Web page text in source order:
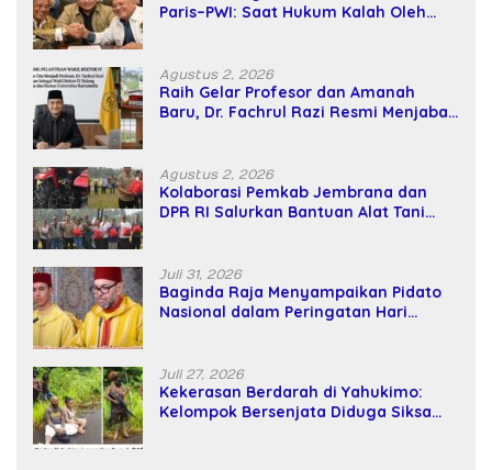
Paris–PWI: Saat Hukum Kalah Oleh
Agustus 2, 2026
Raih Gelar Profesor dan Amanah
Baru, Dr. Fachrul Razi Resmi Menjabat
Agustus 2, 2026
Kolaborasi Pemkab Jembrana dan
DPR RI Salurkan Bantuan Alat Tani
Juli 31, 2026
Baginda Raja Menyampaikan Pidato
Nasional dalam Peringatan Hari
Juli 27, 2026
Kekerasan Berdarah di Yahukimo:
Kelompok Bersenjata Diduga Siksa